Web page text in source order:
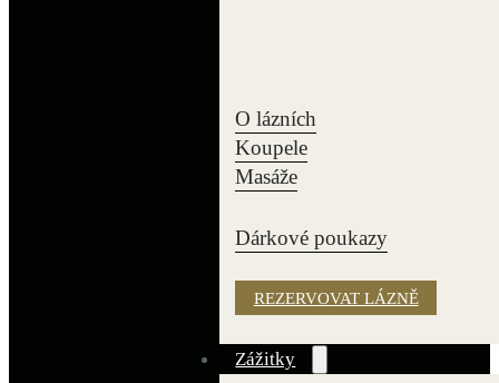
O lázních
Koupele
Masáže
Dárkové poukazy
REZERVOVAT LÁZNĚ
Zážitky